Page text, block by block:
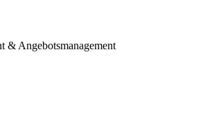
& Angebotsmanagement